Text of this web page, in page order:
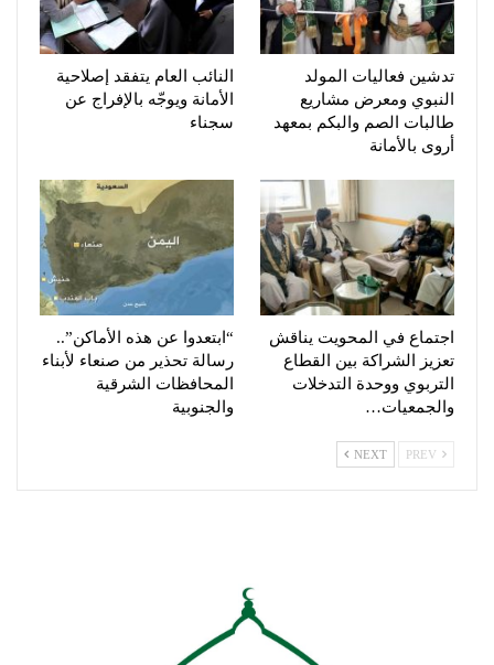
تدشين فعاليات المولد
النبوي ومعرض مشاريع
طالبات الصم والبكم بمعهد
أروى بالأمانة
النائب العام يتفقد إصلاحية
الأمانة ويوجّه بالإفراج عن
سجناء
اجتماع في المحويت يناقش
تعزيز الشراكة بين القطاع
التربوي ووحدة التدخلات
والجمعيات…
“ابتعدوا عن هذه الأماكن”..
رسالة تحذير من صنعاء لأبناء
المحافظات الشرقية
والجنوبية
NEXT